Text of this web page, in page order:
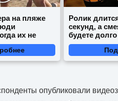
на пляже
их не
Ролик
секунд, а
будете долго
опубликовали